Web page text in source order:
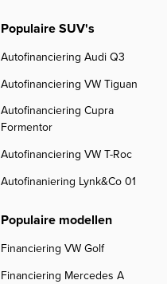
Populaire SUV's
Autofinanciering Audi Q3
Autofinanciering VW Tiguan
Autofinanciering Cupra
Formentor
Autofinanciering VW T-Roc
Autofinaniering Lynk&Co 01
Populaire modellen
Financiering VW Golf
Financiering Mercedes A